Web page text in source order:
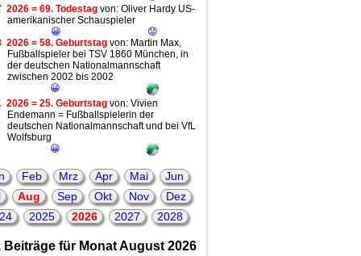
2026 = 69. Todestagvon: Oliver Hardy US-
amerikanischer Schauspieler
😀
😟
2026 = 58. Geburtstagvon: Martin Max,
Fußballspieler bei TSV 1860 München, in
der deutschen Nationalmannschaft
zwischen 2002 bis 2002
😀
2026 = 25. Geburtstagvon: Vivien
Endemann = Fußballspielerin der
deutschen Nationalmannschaft und bei VfL
Wolfsburg
😀
Feb Mrz Apr Mai
Jun
Aug Sep Okt Nov
Dez
2025 2026 2027 2028
Beiträge für Monat August 2026